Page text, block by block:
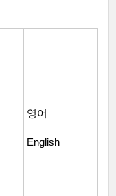
영어
English